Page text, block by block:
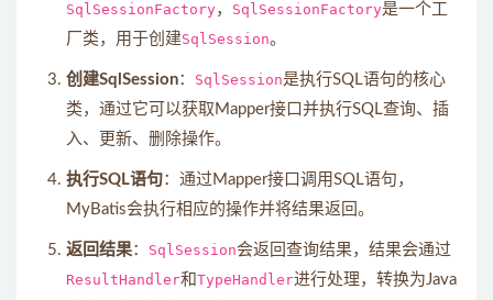
SqlSessionFactory， SqlSessionFactory是一个工
厂类，用于创建SqlSession。
创建SqlSession： SqlSession是执行SQL语句的核心
类，通过它可以获取Mapper接口并执行SQL查询、插
入、更新、删除操作。
执行SQL语句：通过Mapper接口调用SQL语句，
MyBatis会执行相应的操作并将结果返回。
返回结果： SqlSession会返回查询结果，结果会通过
ResultHandler和TypeHandler进行处理，转换为Java